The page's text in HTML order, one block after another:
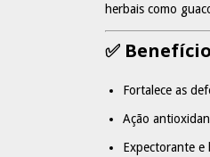
herbais como
✅
Fortalece as
Ação
Expectorante